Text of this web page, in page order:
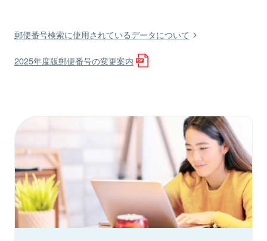
郵便番号検索に使用されているデータについて
2025年度版郵便番号の変更案内